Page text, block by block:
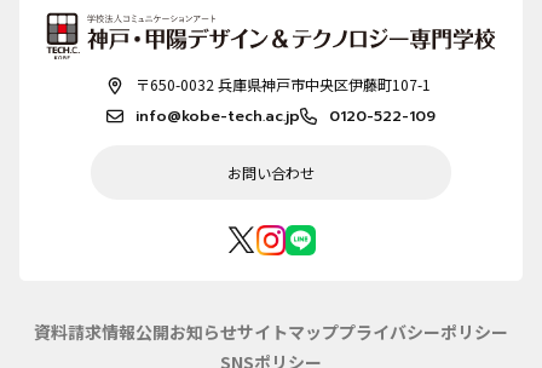
〒650-0032 兵庫県神戸市中央区伊藤町107-1
info@kobe-tech.ac.jp 0120-522-109
お問い合わせ
資料請求情報公開お知らせサイトマッププライバシーポリシー
SNSポリシー